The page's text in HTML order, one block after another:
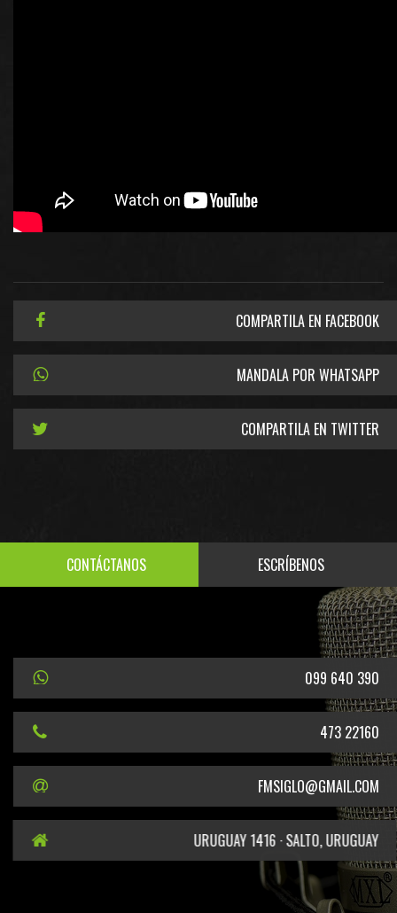
COMPARTILA EN FACEBOOK
MANDALA POR WHATSAPP
COMPARTILA EN TWITTER
CONTÁCTANOS ESCRÍBENOS
099 640 390
473 22160
FMSIGLO@GMAIL.COM
URUGUAY 1416 · SALTO, URUGUAY